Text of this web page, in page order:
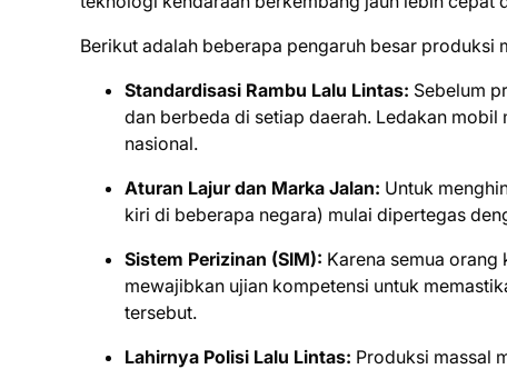
Berikut adalah beberapa pengaruh besar produksi
Standardisasi Rambu Lalu Lintas: Sebelum
dan berbeda di setiap daerah. Ledakan
nasional.
Aturan Lajur dan Marka Jalan: Untuk
kiri di beberapa negara) mulai dipertegas
Sistem Perizinan (SIM): Karena semua
mewajibkan ujian kompetensi untuk
tersebut.
Lahirnya Polisi Lalu Lintas: Produksi massal